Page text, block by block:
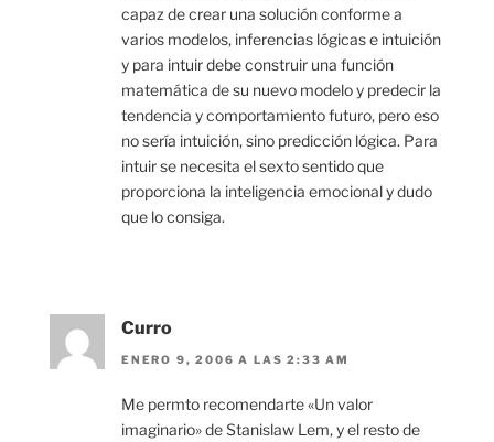
capaz de crear una solución conforme a
varios modelos, inferencias lógicas e intuición
y para intuir debe construir una función
matemática de su nuevo modelo y predecir la
tendencia y comportamiento futuro, pero eso
no sería intuición, sino predicción lógica. Para
intuir se necesita el sexto sentido que
proporciona la inteligencia emocional y dudo
que lo consiga.
Curro
ENERO 9, 2006 A LAS 2:33 AM
Me permto recomendarte «Un valor
imaginario» de Stanislaw Lem, y el resto de